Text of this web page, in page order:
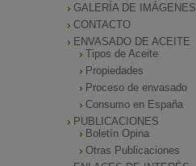
GALERÍA DE IMÁGENES
CONTACTO
ENVASADO DE ACEITE
Tipos de Aceite
Propiedades
Proceso de envasado
Consumo en España
PUBLICACIONES
Boletín Opina
Otras Publicaciones